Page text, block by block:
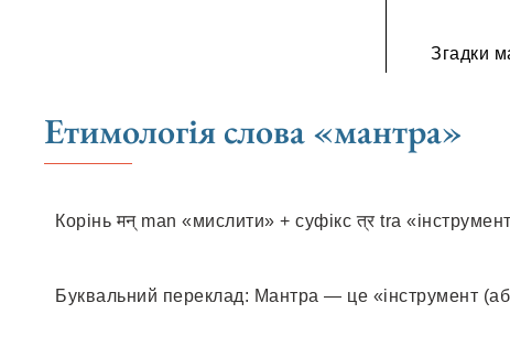
Згадки
Етимологія слова «мантра»
Корінь मन् man «мислити» + суфікс त्र tra
Буквальний переклад: Мантра — це «інструмент